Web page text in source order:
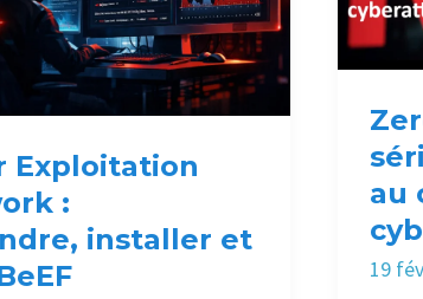
Exploitation
:
installer et
au
19
qui
au
cœur
d’une